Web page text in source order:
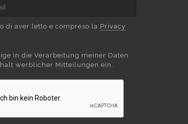
di aver letto e compreso la Privacy
in die Verarbeitung meiner Daten
werblicher Mitteilungen ein.